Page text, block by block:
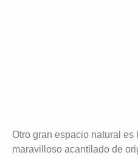
Otro gran espacio natural es
maravilloso acantilado de